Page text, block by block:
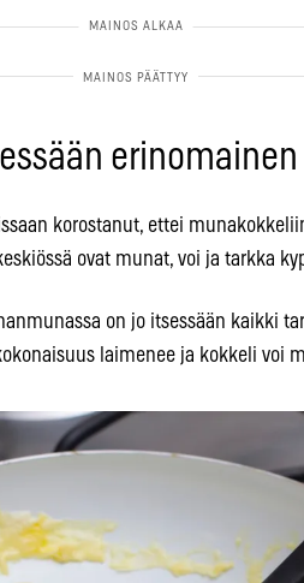
korostanut, ettei
ovat munat, voi ja tarkka
on jo itsessään kaikki
laimenee ja kokkeli voi